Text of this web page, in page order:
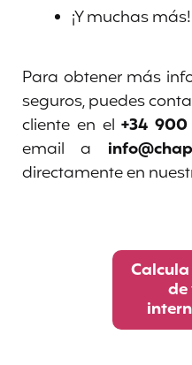
¡Y muchas más!
Para obtener más
seguros, puedes
cliente en el +34
email a
directamente en